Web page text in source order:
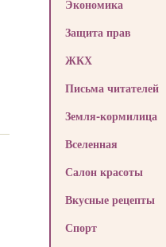
Экономика
Защита прав
ЖКХ
Письма читателей
Земля-кормилица
Вселенная
Салон красоты
Вкусные рецепты
Спорт